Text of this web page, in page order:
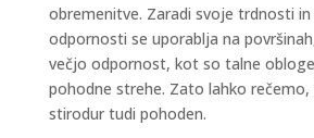
obremenitve. Zaradi svoje trdnosti
odpornosti se uporablja na
večjo odpornost, kot so talne
pohodne strehe. Zato lahko rečemo,
stirodur tudi pohoden.